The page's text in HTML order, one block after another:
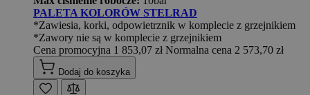
PALETA KOLORÓW STELRAD
*Zawiesia, korki, odpowietrznik w komplecie z grzejnikiem
*Zawory nie są w komplecie z grzejnikiem
Cena promocyjna 1 853,07 zł Normalna cena 2 573,70 zł
Dodaj do koszyka